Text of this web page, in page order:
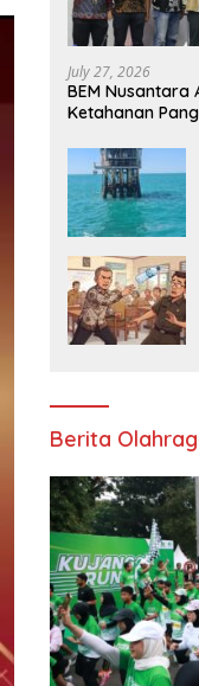
July 27, 2026
BEM Nusantara
Ketahanan
Berita